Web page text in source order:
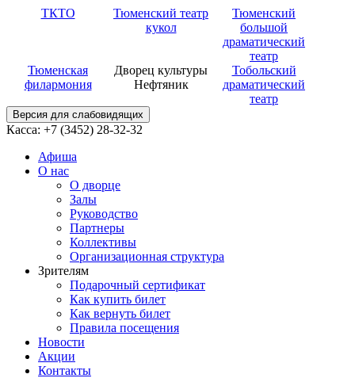
ТКТО
Тюменский театр
кукол
Тюменский
большой
драматический
театр
Тюменская
филармония
Дворец культуры
Нефтяник
Тобольский
драматический
театр
Версия для слабовидящих
Касса: +7 (3452) 28-32-32
Афиша
О нас
О дворце
Залы
Руководство
Партнеры
Коллективы
Организационная структура
Зрителям
Подарочный сертификат
Как купить билет
Как вернуть билет
Правила посещения
Новости
Акции
Контакты